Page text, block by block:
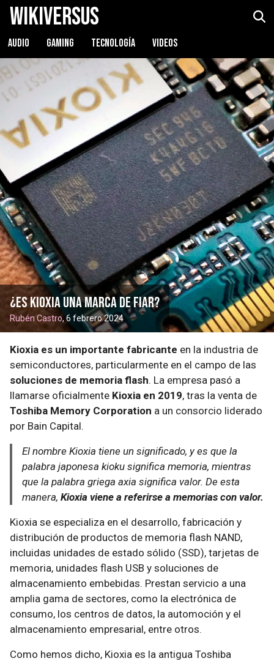
WikiVersus
AUDIO GAMING TECNOLOGÍA VIDEOS
¿Es Kioxia una marca de fiar?
Rubén Castro, 6 febrero 2024
Kioxia es un importante fabricante en la industria de
semiconductores, particularmente en el campo de las
soluciones de memoria flash. La empresa pasó a
llamarse oficialmente Kioxia en 2019, tras la venta de
Toshiba Memory Corporation a un consorcio liderado
por Bain Capital.
El nombre Kioxia tiene un significado, y es que la
palabra japonesa kioku significa memoria, mientras
que la palabra griega axia significa valor. De esta
manera, Kioxia viene a referirse a memorias con valor.
Kioxia se especializa en el desarrollo, fabricación y
distribución de productos de memoria flash NAND,
incluidas unidades de estado sólido (SSD), tarjetas de
memoria, unidades flash USB y soluciones de
almacenamiento embebidas. Prestan servicio a una
amplia gama de sectores, como la electrónica de
consumo, los centros de datos, la automoción y el
almacenamiento empresarial, entre otros.
Como hemos dicho, Kioxia es la antigua Toshiba